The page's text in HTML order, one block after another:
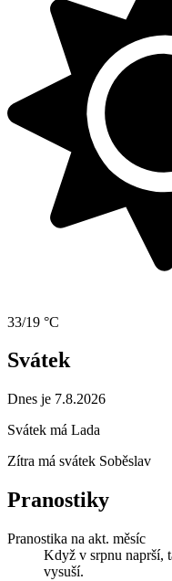
33/19 °C
Svátek
Dnes je 7.8.2026
Svátek má Lada
Zítra má svátek Soběslav
Pranostiky
Pranostika na akt. měsíc
Když v srpnu naprší,
vysuší.